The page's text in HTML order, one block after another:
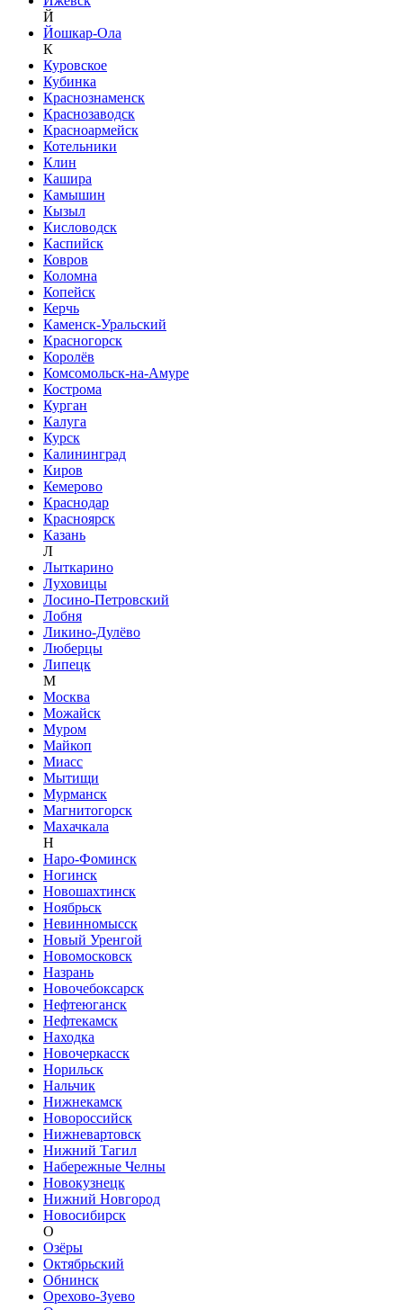
Й
Йошкар-Ола
К
Куровское
Кубинка
Краснознаменск
Краснозаводск
Красноармейск
Котельники
Клин
Кашира
Камышин
Кызыл
Кисловодск
Каспийск
Ковров
Коломна
Копейск
Керчь
Каменск-Уральский
Красногорск
Королёв
Комсомольск-на-Амуре
Кострома
Курган
Калуга
Курск
Калининград
Киров
Кемерово
Краснодар
Красноярск
Казань
Л
Лыткарино
Луховицы
Лосино-Петровский
Лобня
Ликино-Дулёво
Люберцы
Липецк
М
Москва
Можайск
Муром
Майкоп
Миасс
Мытищи
Мурманск
Магнитогорск
Махачкала
Н
Наро-Фоминск
Ногинск
Новошахтинск
Ноябрьск
Невинномысск
Новый Уренгой
Новомосковск
Назрань
Новочебоксарск
Нефтеюганск
Нефтекамск
Находка
Новочеркасск
Норильск
Нальчик
Нижнекамск
Новороссийск
Нижневартовск
Нижний Тагил
Набережные Челны
Новокузнецк
Нижний Новгород
Новосибирск
О
Озёры
Октябрьский
Обнинск
Орехово-Зуево